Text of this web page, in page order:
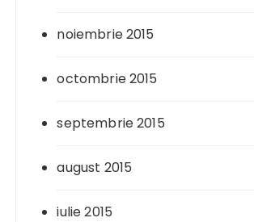
noiembrie 2015
octombrie 2015
septembrie 2015
august 2015
iulie 2015